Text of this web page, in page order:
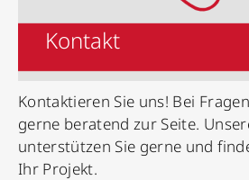
Kontakt
Kontaktieren Sie uns! Bei
gerne beratend zur Seite.
unterstützen Sie gerne und
Ihr Projekt.